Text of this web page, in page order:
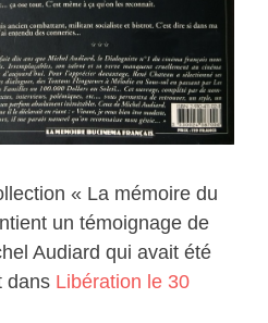
« La mémoire du
un témoignage de
Audiard qui avait été
dans Libération le 30